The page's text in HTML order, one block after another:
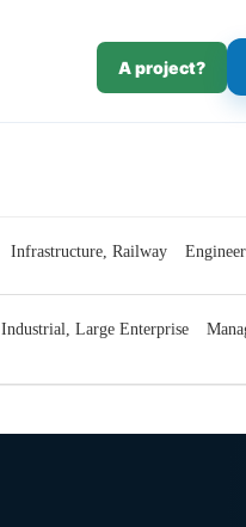
A project?
Infrastructure Railway
Industrial Large Enterprise